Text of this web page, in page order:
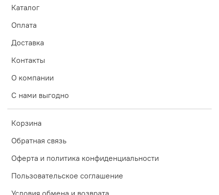
Каталог
Оплата
Доставка
Контакты
О компании
С нами выгодно
Корзина
Обратная связь
Оферта и политика конфиденциальности
Пользовательское соглашение
Условия обмена и возврата